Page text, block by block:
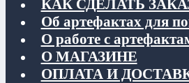
КАК СДЕЛАТЬ
Об артефактах для
О работе с
О МАГАЗИНЕ
ОПЛАТА И